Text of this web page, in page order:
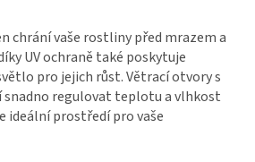
chrání vaše rostliny před mrazem a
UV ochraně také poskytuje
pro jejich růst. Větrací otvory s
snadno regulovat teplotu a vlhkost
ideální prostředí pro vaše